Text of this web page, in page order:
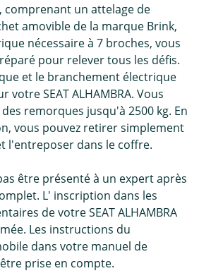
comprenant un attelage de
amovible de la marque Brink,
nécessaire à 7 broches, vous
pour relever tous les défis.
et le branchement électrique
SEAT ALHAMBRA. Vous
remorques jusqu'à 2500 kg. En
vous pouvez retirer simplement
l'entreposer dans le coffre.
être présenté à un expert après
L' inscription dans les
de votre SEAT ALHAMBRA
Les instructions du
dans votre manuel de
prise en compte.